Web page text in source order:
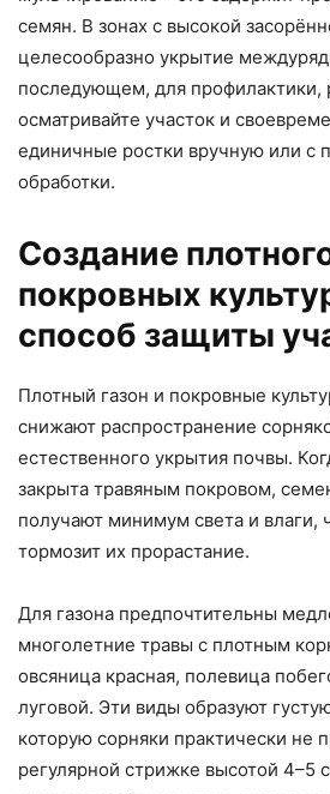
семян. В зонах с высокой
целесообразно укрытие
последующем, для профилактики,
осматривайте участок и
единичные ростки вручную или с
обработки.
Создание
покровных
способ защиты
Плотный газон и покровные
снижают распространение
естественного укрытия почвы.
закрыта травяным покровом,
получают минимум света и влаги,
тормозит их прорастание.
Для газона предпочтительны
многолетние травы с плотным
овсяница красная, полевица
луговой. Эти виды образуют
которую сорняки практически не
регулярной стрижке высотой 4–5